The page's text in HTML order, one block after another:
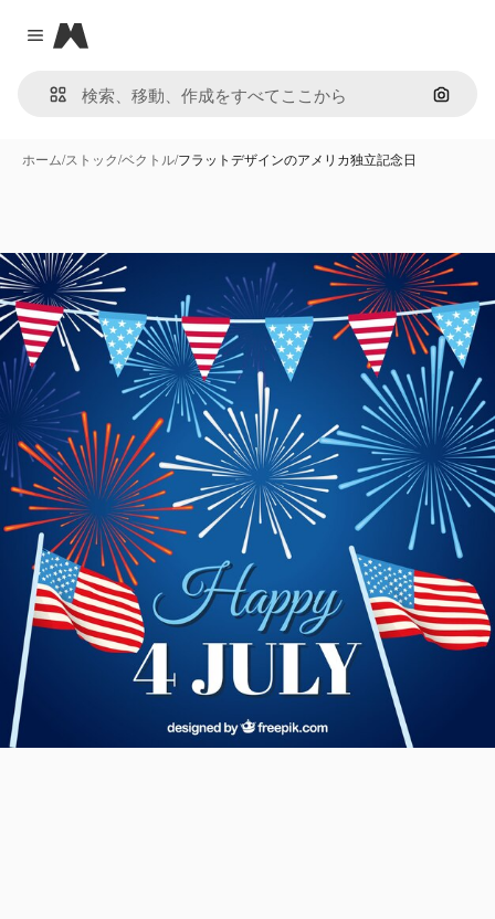
Close menu
Magnific
画像で
ホーム/ストック/ベクトル/フラットデザインのアメリカ独立記念日